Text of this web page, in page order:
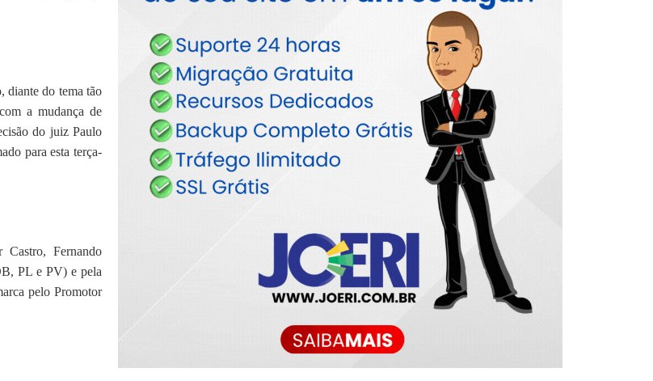
diante do tema tão
a mudança de
do juiz Paulo
para esta terça-
Castro, Fernando
PL e PV) e pela
pelo Promotor